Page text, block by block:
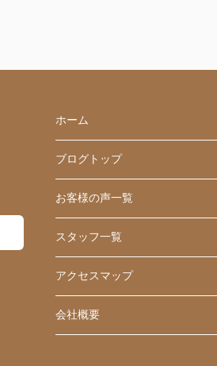
ホーム
ブログトップ
お客様の声一覧
スタッフ一覧
アクセスマップ
会社概要